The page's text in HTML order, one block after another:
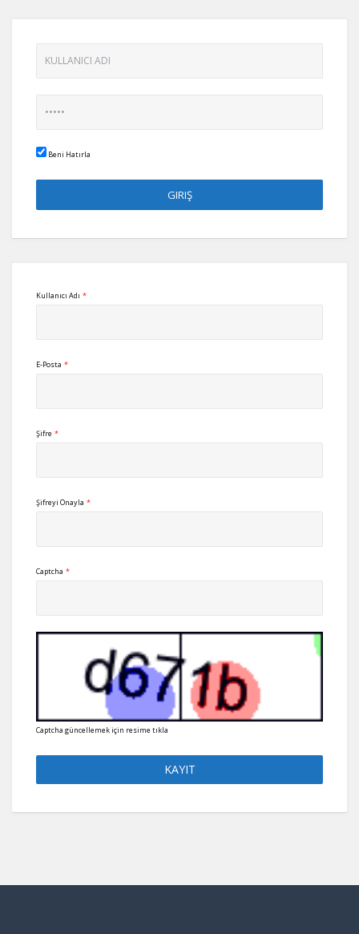
Beni Hatırla
Kullanıcı Adı *
E-Posta *
Şifre *
Şifreyi Onayla *
Captcha *
Captcha güncellemek için resime tıkla